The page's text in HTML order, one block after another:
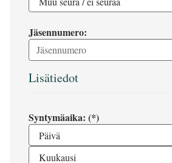
Jäsennumero:
Lisätiedot
Syntymäaika: (*)